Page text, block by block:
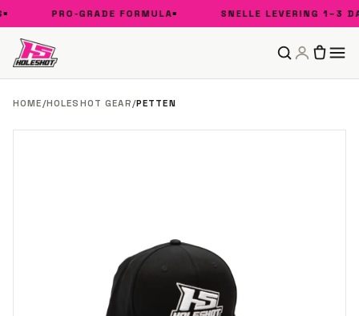
PRO-GRADE FORMULA SNELLE LEVERING 1–3
HOME/HOLESHOT GEAR/PETTEN